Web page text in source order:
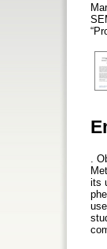
.
its